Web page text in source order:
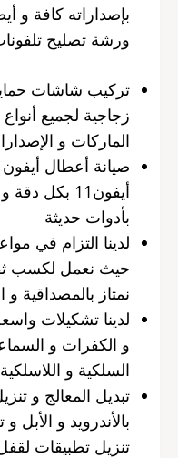
بإصداراته كافة و
ورشة تصليح
تركيب شاشات
زجاجية لجميع
الماركات و
أيفون11 بكل
بأدوات حديثة
لدينا التزام في
حيث نعمل لكسب
نمتاز بالمصداقية و
لدينا تشكيلات
و الكفرات و
السلكية و اللاسلكية
تبديل المعالج و
بالأندرويد و الأبل و
تنزيل تطبيقات